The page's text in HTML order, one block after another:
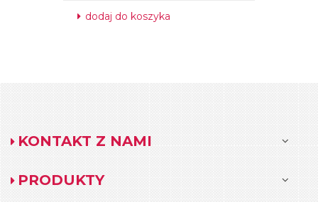
dodaj do koszyka
KONTAKT Z NAMI
PRODUKTY